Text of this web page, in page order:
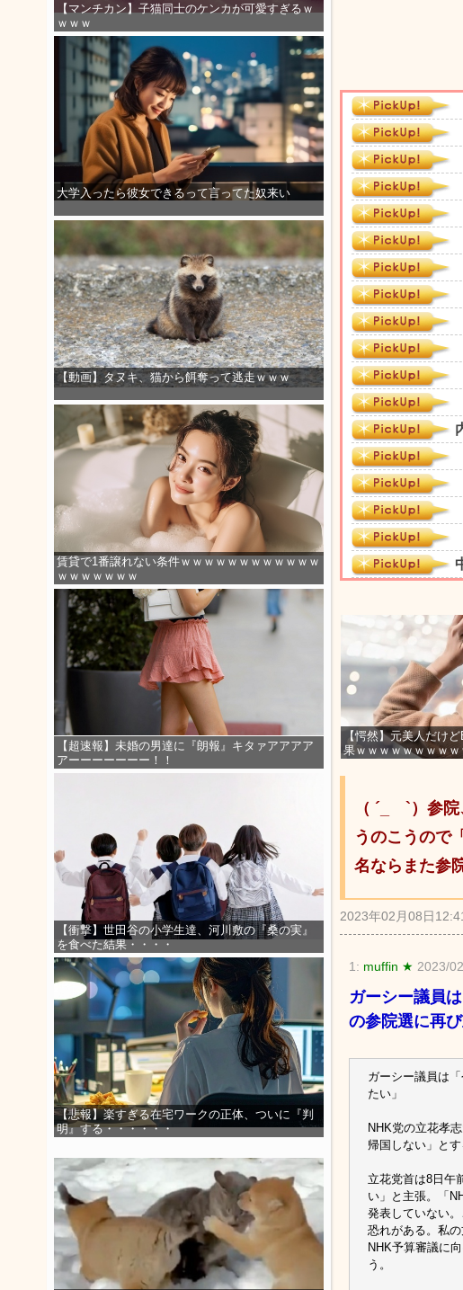
【マンチカン】子猫同士のケンカが可愛すぎるｗ
ｗｗｗ
大学入ったら彼女できるって言ってた奴来い
【動画】タヌキ、猫から餌奪って逃走ｗｗｗ
賃貸で1番譲れない条件ｗｗｗｗｗｗｗｗｗｗｗｗ
ｗｗｗｗｗｗｗ
【超速報】未婚の男達に『朗報』キタァアアアア
アーーーーーーー！！
【衝撃】世田谷の小学生達、河川敷の『桑の実』
を食べた結果・・・・
【悲報】楽すぎる在宅ワークの正体、ついに『判
明』する・・・・・・
【愕然】元美人だけ
果ｗｗｗｗｗｗｗｗｗ
（ ´_ゝ`）参
うのこうので
名ならまた参
2023年02月08日
1: muffin ★ 2023/
ガーシー議員
の参院選に再
ガーシー議員は
たい」
NHK党の立花孝
帰国しない」と
立花党首は8日午
い」と主張。「
発表していない
恐れがある。私
NHK予算審議に
う。